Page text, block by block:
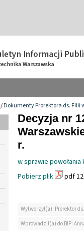
/Dokumenty Prorektora ds. Filii
Decyzja nr
r.
w sprawie
Pobierz plik
pdf
Wytworzył(a): Prorektor
Wprowadził(a) do BIP: